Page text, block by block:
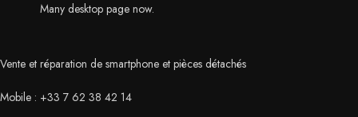
Many desktop page now.
Vente et réparation de smartphone et pièces détachés
Mobile : +33 7 62 38 42 14